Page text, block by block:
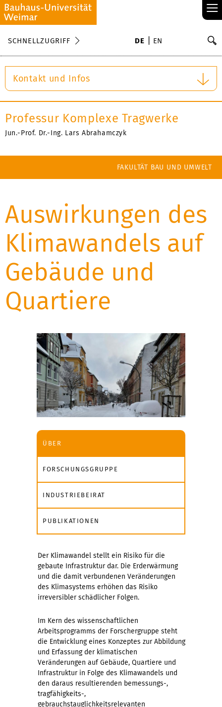
≡
SCHNELLZUGRIFF DE EN
Kontakt und Infos
Professur Komplexe Tragwerke
Jun.-Prof. Dr.-Ing. Lars Abrahamczyk
FAKULTÄT BAU UND UMWELT
Auswirkungen des
Klimawandels auf
Gebäude und
Quartiere
ÜBER
FORSCHUNGSGRUPPE
INDUSTRIEBEIRAT
PUBLIKATIONEN
Der Klimawandel stellt ein Risiko für die
gebaute Infrastruktur dar. Die Erderwärmung
und die damit verbundenen Veränderungen
des Klimasystems erhöhen das Risiko
irreversibler schädlicher Folgen.
Im Kern des wissenschaftlichen
Arbeitsprogramms der Forschergruppe steht
die Entwicklung eines Konzeptes zur Abbildung
und Erfassung der klimatischen
Veränderungen auf Gebäude, Quartiere und
Infrastruktur in Folge des Klimawandels und
den daraus resultierenden bemessungs-,
tragfähigkeits-,
gebrauchstauglichkeitsrelevanten